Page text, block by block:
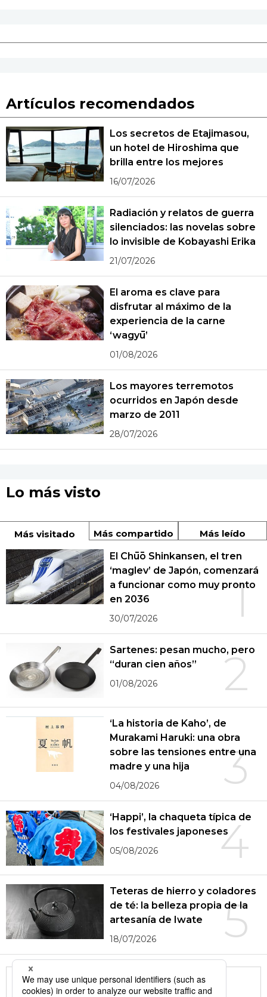
Artículos recomendados
Los secretos de Etajimasou,
un hotel de Hiroshima que
brilla entre los mejores
16/07/2026
Radiación y relatos de guerra
silenciados: las novelas sobre
lo invisible de Kobayashi Erika
21/07/2026
El aroma es clave para
disfrutar al máximo de la
experiencia de la carne
‘wagyū’
01/08/2026
Los mayores terremotos
ocurridos en Japón desde
marzo de 2011
28/07/2026
Lo más visto
Más visitado Más compartido Más leído
1
El Chūō Shinkansen, el tren
‘maglev’ de Japón, comenzará
a funcionar como muy pronto
en 2036
30/07/2026
2
Sartenes: pesan mucho, pero
“duran cien años”
01/08/2026
3
‘La historia de Kaho’, de
Murakami Haruki: una obra
sobre las tensiones entre una
madre y una hija
04/08/2026
4
‘Happi’, la chaqueta típica de
los festivales japoneses
05/08/2026
5
Teteras de hierro y coladores
de té: la belleza propia de la
artesanía de Iwate
18/07/2026
More in this series